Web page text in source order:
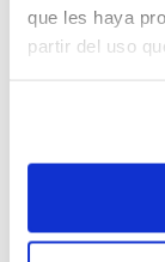
que les haya
partir del uso
Oficial
definitiva